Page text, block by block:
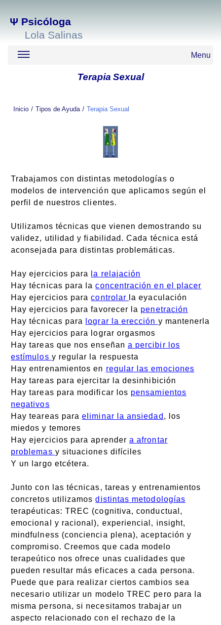
Ψ Psicóloga
Lola Salinas
Menu
Terapia Sexual
Inicio Tipos de Ayuda Terapia Sexual
Trabajamos con distintas metodologías o
modelos de intervención que aplicamos según el
perfil de nuestros clientes.
Utilizamos técnicas que vienen demostrando su
validez, utilidad y fiabilidad. Cada técnica está
aconsejada para distintas problemáticas.
Hay ejercicios para
la relajación
Hay técnicas para laconcentración en el placer
Hay ejercicios paracontrolar
la eyaculación
Hay ejercicios para favorecer la penetración
Hay técnicas para
lograr la erección y mantenerla
Hay ejercicios para lograr orgasmos
Hay tareas que nos enseñan a percibir los
estímulos y regular la respuesta
Hay entrenamientos en regular las emociones
Hay tareas para ejercitar la desinhibición
Hay tareas para modificar los pensamientos
negativos
Hay teareas paraeliminar la ansiedad , los
miedos y temores
Hay ejercicios para aprendera afrontar
problemas y situaciones difíciles
Y un largo etcétera.
Junto con las técnicas, tareas y entrenamientos
concretos utilizamosdistintas metodologías
terapéuticas: TREC (cognitiva, conductual,
emocional y racional), experiencial, insight,
mindfulness (conciencia plena), aceptación y
compromiso. Creemos que cada modelo
terapeútico nos ofrece unas cualidades que
pueden resultar más eficaces a cada persona.
Puede que para realizar ciertos cambios sea
necesario utilizar un modelo TREC pero para la
misma persona, si necesitamos trabajar un
aspecto relacionado con el rechazo de la